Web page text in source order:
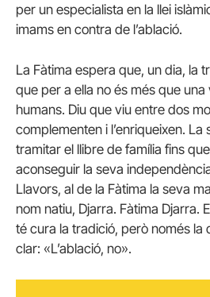
per un especialista en la llei
imams en contra de l’ablació.
La Fàtima espera que, un dia, la
que per a ella no és més que
humans. Diu que viu entre dos
complementen i l’enriqueixen. La
tramitar el llibre de família fins
aconseguir la seva
Llavors, al de la Fàtima la seva
nom natiu, Djarra. Fàtima Djarra.
té cura la tradició, però només la
clar: «L’ablació, no».